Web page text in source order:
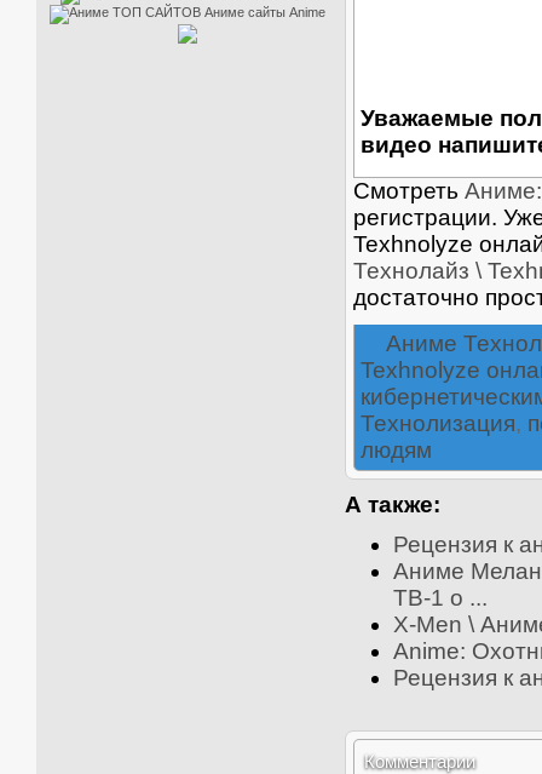
Уважаемые
видео
Смотреть
регистрации.
Texhnolyze
Технолайз \
достаточно
Аниме
Texhnolyze
Технолизация,
людям
А также:
Рецензия к
Аниме
ТВ-1 о ...
X-Men \
Anime:
Рецензия к
Комментарии